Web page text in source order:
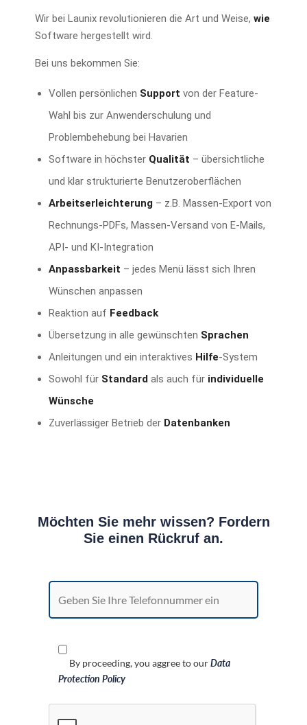
Wir bei Launix revolutionieren die Art und Weise,wie
Software hergestellt wird.
Bei uns bekommen Sie:
Vollen persönlichen Support von der Feature-
Wahl bis zur Anwenderschulung und
Problembehebung bei Havarien
Software in höchster Qualität – übersichtliche
und klar strukturierte Benutzeroberflächen
Arbeitserleichterung – z.B. Massen-Export von
Rechnungs-PDFs, Massen-Versand von E-Mails,
API- und KI-Integration
Anpassbarkeit – jedes Menü lässt sich Ihren
Wünschen anpassen
Reaktion auf Feedback
Übersetzung in alle gewünschten Sprachen
Anleitungen und ein interaktives Hilfe-System
Sowohl für Standard als auch für individuelle
Wünsche
Zuverlässiger Betrieb der Datenbanken
Möchten Sie mehr wissen? Fordern
Sie einen Rückruf an.
By proceeding, you aggree to ourData
Protection Policy